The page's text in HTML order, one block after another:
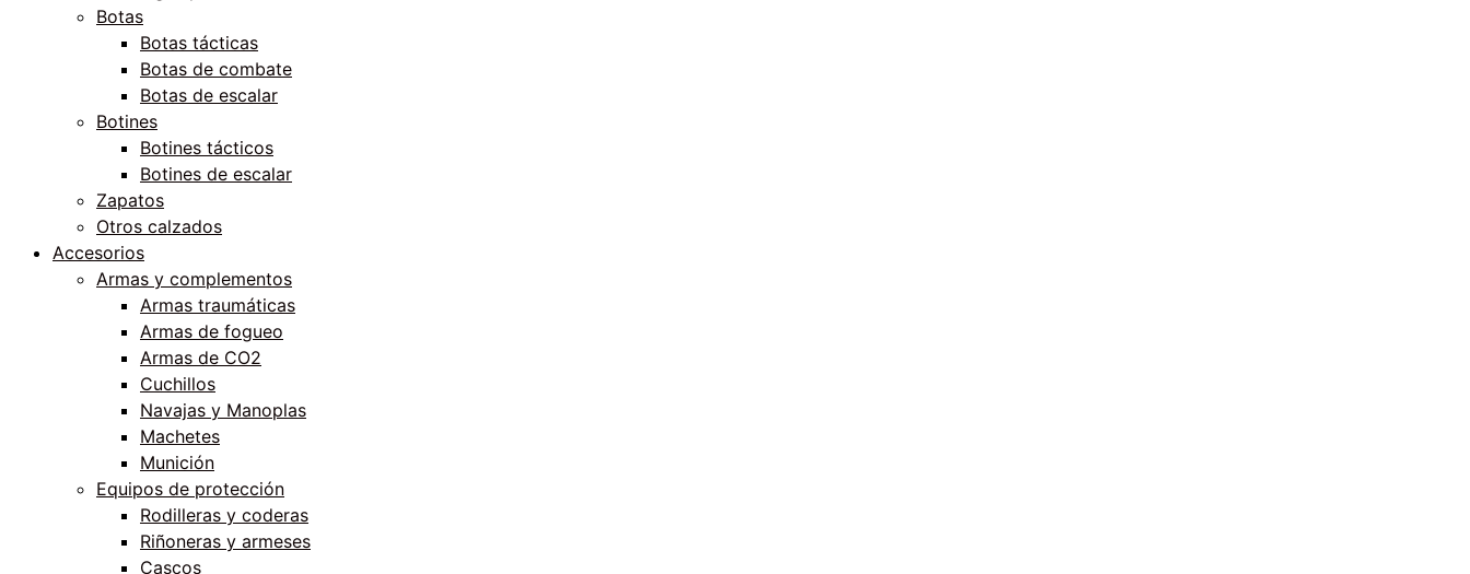
Botas
Botas tácticas
Botas de combate
Botas de escalar
Botines
Botines tácticos
Botines de escalar
Zapatos
Otros calzados
Accesorios
Armas y complementos
Armas traumáticas
Armas de fogueo
Armas de CO2
Cuchillos
Navajas y Manoplas
Machetes
Munición
Equipos de protección
Rodilleras y coderas
Riñoneras y armeses
Cascos